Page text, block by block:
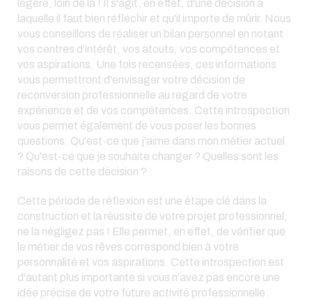
légère, loin de là ! Il s'agit, en effet, d'une décision à
laquelle il faut bien réfléchir et qu'il importe de mûrir. Nous
vous conseillons de réaliser un bilan personnel en notant
vos centres d'intérêt, vos atouts, vos compétences et
vos aspirations. Une fois recensées, ces informations
vous permettront d'envisager votre décision de
reconversion professionnelle au regard de votre
expérience et de vos compétences. Cette introspection
vous permet également de vous poser les bonnes
questions. Qu'est-ce que j'aime dans mon métier actuel
? Qu'est-ce que je souhaite changer ? Quelles sont les
raisons de cette décision ?
Cette période de réflexion est une étape clé dans la
construction et la réussite de votre projet professionnel,
ne la négligez pas ! Elle permet, en effet, de vérifier que
le métier de vos rêves correspond bien à votre
personnalité et vos aspirations. Cette introspection est
d'autant plus importante si vous n'avez pas encore une
idée précise de votre future activité professionnelle.